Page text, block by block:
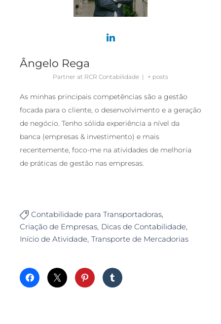
Ângelo Rega
Partner at RCR Contabilidade | + posts
As minhas principais competências são a gestão
focada para o cliente, o desenvolvimento e a geração
de negócio. Tenho sólida experiência a nível da
banca (empresas & investimento) e mais
recentemente, foco-me na atividades de melhoria
de práticas de gestão nas empresas.
 Contabilidade para Transportadoras
Criação de Empresas Dicas de Contabilidade
Início de Atividade Transporte de Mercadorias